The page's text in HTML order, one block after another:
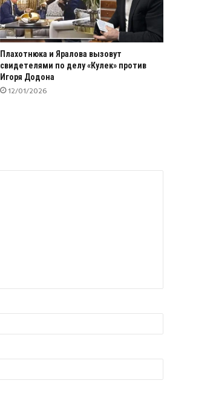
Плахотнюка и Яралова вызовут
свидетелями по делу «Кулек» против
Игоря Додона
12/01/2026